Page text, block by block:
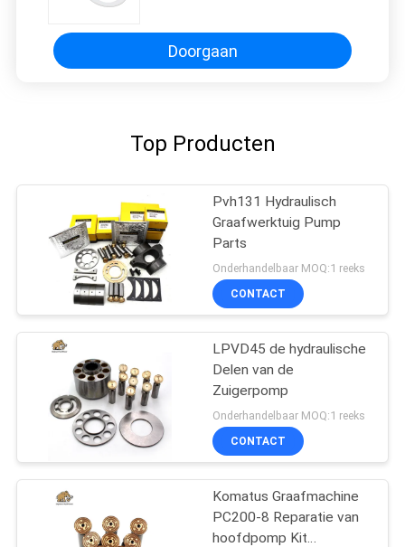
Doorgaan
Top Producten
Pvh131 Hydraulisch
Graafwerktuig Pump
Parts
Onderhandelbaar MOQ:1 reeks
CONTACT
LPVD45 de hydraulische
Delen van de
Zuigerpomp
Onderhandelbaar MOQ:1 reeks
CONTACT
Komatus Graafmachine
PC200-8 Reparatie van
hoofdpomp Kit